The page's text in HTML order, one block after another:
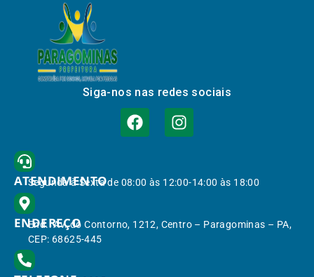
Siga-nos nas redes sociais
ATENDIMENTO
Segunda à Sexta de 08:00 às 12:00-14:00 às 18:00
ENDEREÇO
End.: Av. do Contorno, 1212, Centro – Paragominas – PA,
CEP: 68625-445